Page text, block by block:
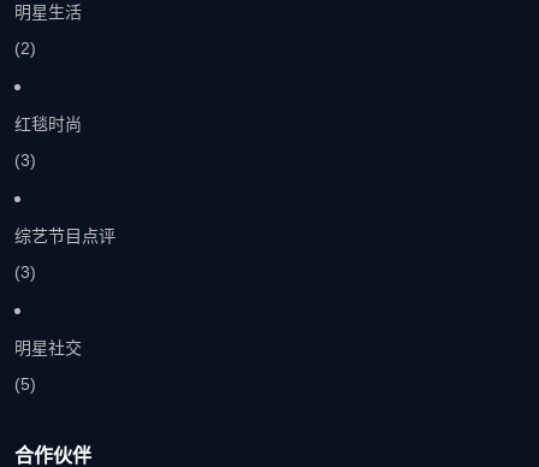
明星生活
(2)
红毯时尚
(3)
综艺节目点评
(3)
明星社交
(5)
合作伙伴